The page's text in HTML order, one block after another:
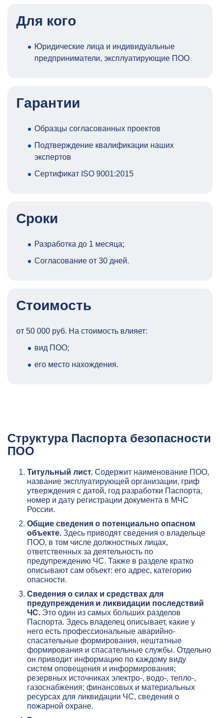
Для кого
Юридические лица и индивидуальные
предприниматели, эксплуатирующие ПОО
Гарантии
Образцы согласованных проектов
Подтверждение квалификации наших
экспертов
Сертификат ISO 9001:2015
Сроки
Разработка до 1 месяца;
Согласование от 30 дней.
Стоимость
от 50 000 руб. На стоимость влияет:
вид ПОО;
его место нахождения.
Структура Паспорта безопасности
ПОО
Титульный лист. Содержит наименование ПОО,
название эксплуатирующей организации, гриф
утверждения с датой, год разработки Паспорта,
номер и дату регистрации документа в МЧС
России.
Общие сведения о потенциально опасном
объекте. Здесь приводят сведения о владельце
ПОО, в том числе должностных лицах,
ответственных за деятельность по
предупреждению ЧС. Также в разделе кратко
описывают сам объект: его адрес, категорию
опасности.
Сведения о силах и средствах для
предупреждения и ликвидации последствий
ЧС. Это один из самых больших разделов
Паспорта. Здесь владелец описывает, какие у
него есть профессиональные аварийно-
спасательные формирования, нештатные
формирования и спасательные службы. Отдельно
он приводит информацию по каждому виду
систем оповещения и информирования;
резервных источниках электро-, водо-, тепло-,
газоснабжения; финансовых и материальных
ресурсах для ликвидации ЧС, сведения о
пожарной охране.